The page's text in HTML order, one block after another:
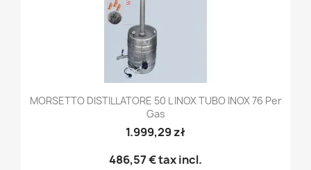
MORSETTO DISTILLATORE 50 L INOX TUBO INOX 76 Per
Gas
1.999,29 zł
486,57 €tax incl.